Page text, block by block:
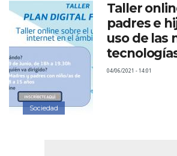
Sociedad
Taller
padres e
uso de las
04/06/2021 - 14:01